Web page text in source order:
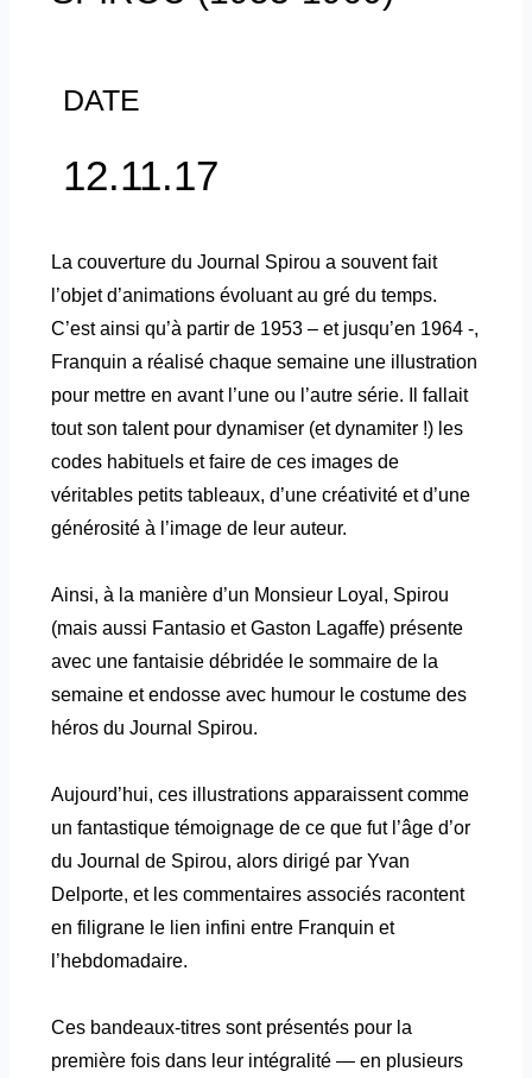
DATE
12.11.17
La couverture du Journal Spirou a souvent fait
l’objet d’animations évoluant au gré du temps.
C’est ainsi qu’à partir de 1953 – et jusqu’en 1964 -,
Franquin a réalisé chaque semaine une illustration
pour mettre en avant l’une ou l’autre série. Il fallait
tout son talent pour dynamiser (et dynamiter !) les
codes habituels et faire de ces images de
véritables petits tableaux, d’une créativité et d’une
générosité à l’image de leur auteur.
Ainsi, à la manière d’un Monsieur Loyal, Spirou
(mais aussi Fantasio et Gaston Lagaffe) présente
avec une fantaisie débridée le sommaire de la
semaine et endosse avec humour le costume des
héros du Journal Spirou.
Aujourd’hui, ces illustrations apparaissent comme
un fantastique témoignage de ce que fut l’âge d’or
du Journal de Spirou, alors dirigé par Yvan
Delporte, et les commentaires associés racontent
en filigrane le lien infini entre Franquin et
l’hebdomadaire.
Ces bandeaux-titres sont présentés pour la
première fois dans leur intégralité — en plusieurs